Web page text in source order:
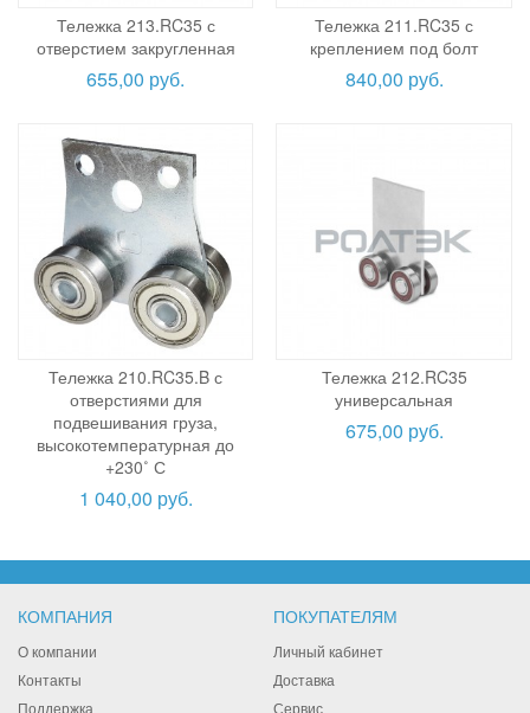
Тележка 213.RC35 с
отверстием закругленная
655,00 руб.
Тележка 211.RC35 с
креплением под болт
840,00 руб.
Тележка 210.RC35.B с
отверстиями для
подвешивания груза,
высокотемпературная до
+230˚ С
1 040,00 руб.
Тележка 212.RC35
универсальная
675,00 руб.
КОМПАНИЯ
О компании
Контакты
Поддержка
ПОКУПАТЕЛЯМ
Личный кабинет
Доставка
Сервис